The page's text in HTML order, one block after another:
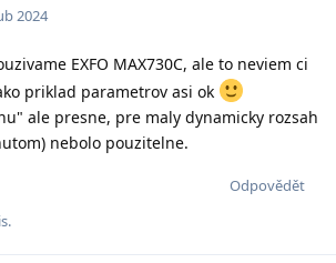
2024
EXFO MAX730C, ale to neviem ci
priklad parametrov asi ok
ale presne, pre maly dynamicky rozsah
nebolo pouzitelne.
Odpovědět